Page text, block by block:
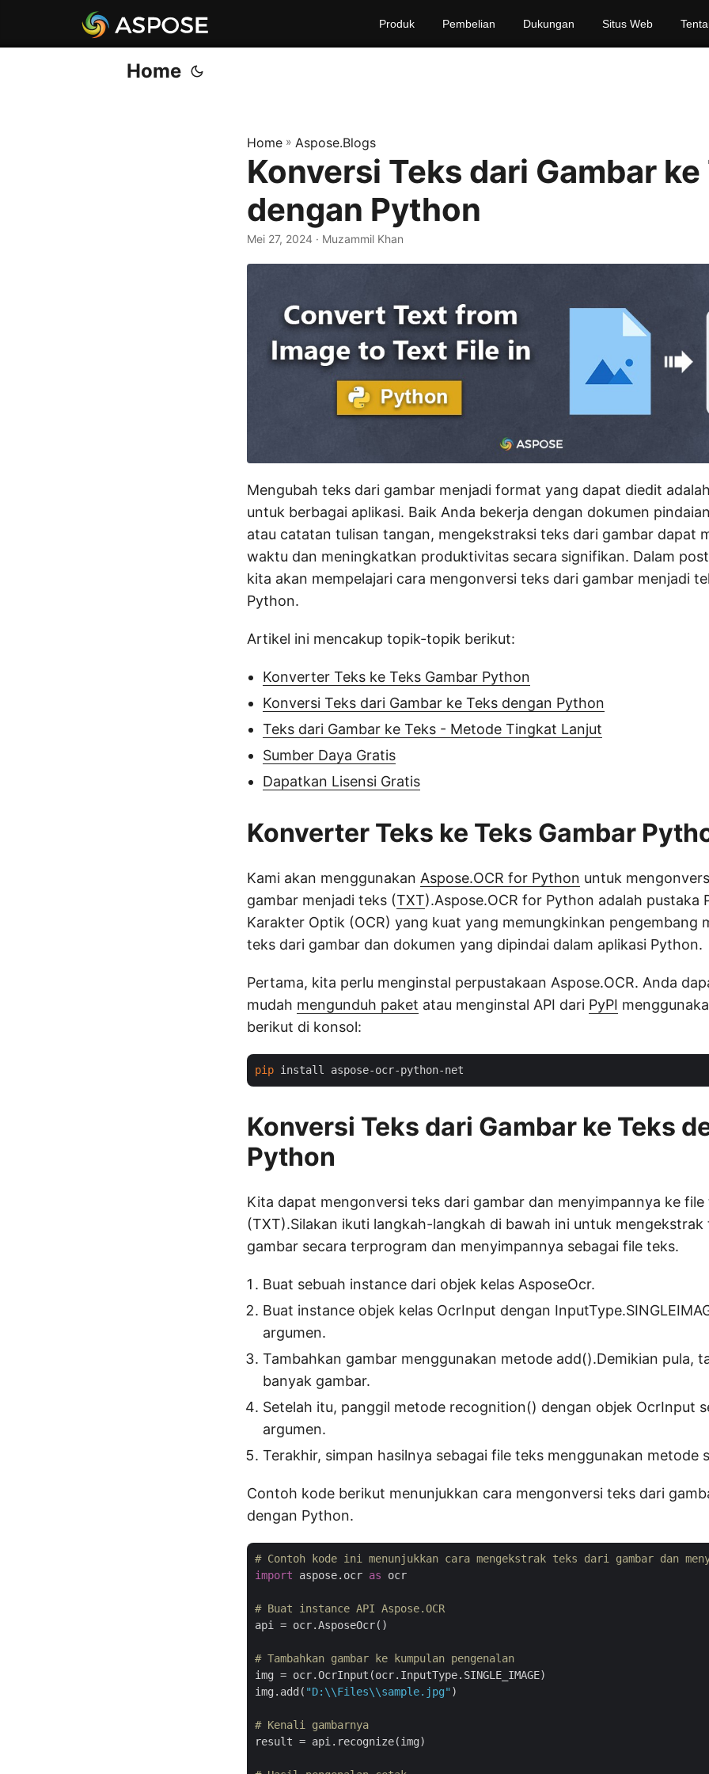
Produk Pembelian Dukungan Situs Web
Home
Home » Aspose.Blogs
Konversi Teks dari Gambar ke
dengan Python
Mei 27, 2024 · Muzammil Khan
Mengubah teks dari gambar menjadi format yang dapat diedit
untuk berbagai aplikasi. Baik Anda bekerja dengan dokumen
atau catatan tulisan tangan, mengekstraksi teks dari gambar dapat
waktu dan meningkatkan produktivitas secara signifikan. Dalam
kita akan mempelajari cara mengonversi teks dari gambar menjadi
Python.
Artikel ini mencakup topik-topik berikut:
Konverter Teks ke Teks Gambar Python
Konversi Teks dari Gambar ke Teks dengan Python
Teks dari Gambar ke Teks - Metode Tingkat Lanjut
Sumber Daya Gratis
Dapatkan Lisensi Gratis
Konverter Teks ke Teks Gambar
Kami akan menggunakan Aspose.OCR for Python untuk
gambar menjadi teks (TXT).Aspose.OCR for Python adalah pustaka
Karakter Optik (OCR) yang kuat yang memungkinkan pengembang
teks dari gambar dan dokumen yang dipindai dalam aplikasi Python.
Pertama, kita perlu menginstal perpustakaan Aspose.OCR. Anda
mudah mengunduh paket atau menginstal API dari PyPI
berikut di konsol:
pip
Konversi Teks dari Gambar ke Teks
Python
Kita dapat mengonversi teks dari gambar dan menyimpannya ke file
(TXT).Silakan ikuti langkah-langkah di bawah ini untuk mengekstrak
gambar secara terprogram dan menyimpannya sebagai file teks.
Buat sebuah instance dari objek kelas AsposeOcr.
Buat instance objek kelas OcrInput dengan
argumen.
Tambahkan gambar menggunakan metode add().Demikian pula,
banyak gambar.
Setelah itu, panggil metode recognition() dengan objek OcrInput
argumen.
Terakhir, simpan hasilnya sebagai file teks menggunakan metode
Contoh kode berikut menunjukkan cara mengonversi teks dari
dengan Python.
# Contoh kode ini menunjukkan cara mengekstrak teks dari gambar dan
import aspose.ocr as ocr
# Buat instance API Aspose.OCR
api = ocr.AsposeOcr()
# Tambahkan gambar ke kumpulan pengenalan
img = ocr.OcrInput(ocr.InputType.SINGLE_IMAGE)
img.add( "D:\\Files\\sample.jpg" )
# Kenali gambarnya
result = api.recognize(img)